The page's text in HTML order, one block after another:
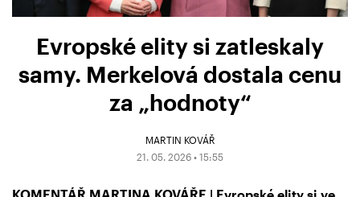
Evropské elity si zatleskaly
samy. Merkelová dostala cenu
za „hodnoty“
MARTIN KOVÁŘ
21. 05. 2026 • 15:55